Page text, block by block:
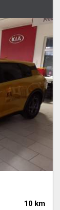
10 km